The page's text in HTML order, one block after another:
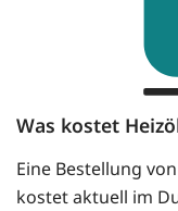
Was kostet
Eine Bestellung
kostet aktuell im